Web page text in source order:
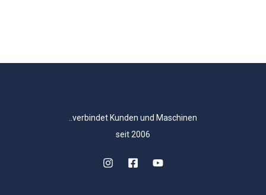
..verbindet Kunden und Maschinen
seit 2006